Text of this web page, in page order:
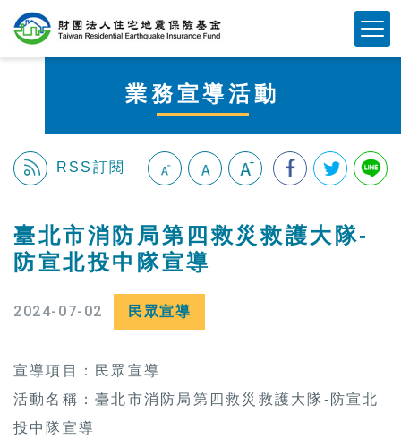
業務宣導活動
RSS訂閱
臺北市消防局第四救災救護大隊-
防宣北投中隊宣導
2024-07-02 民眾宣導
宣導項目：民眾宣導
活動名稱：臺北市消防局第四救災救護大隊-防宣北
投中隊宣導